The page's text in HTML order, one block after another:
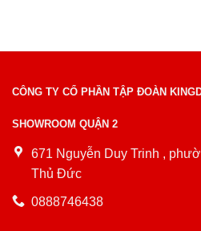
CÔNG TY CỔ PHẦN TẬP ĐOÀN
SHOWROOM QUẬN 2
671 Nguyễn Duy Trinh ,
Thủ Đức
0888746438